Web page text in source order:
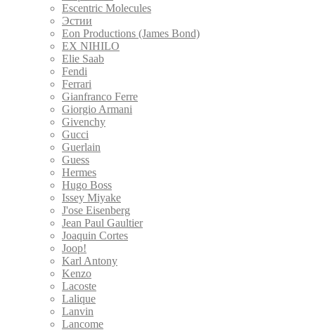
Escentric Molecules
Эстии
Eon Productions (James Bond)
EX NIHILO
Elie Saab
Fendi
Ferrari
Gianfranco Ferre
Giorgio Armani
Givenchy
Gucci
Guerlain
Guess
Hermes
Hugo Boss
Issey Miyake
J'ose Eisenberg
Jean Paul Gaultier
Joaquin Cortes
Joop!
Karl Antony
Kenzo
Lacoste
Lalique
Lanvin
Lancome